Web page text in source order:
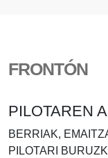
FRONTÓN
PILOTAREN
BERRIAK,
PILOTARI